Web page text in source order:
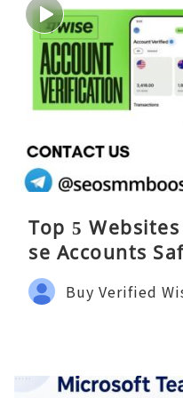
Top 5
se Accounts
Buy Verified